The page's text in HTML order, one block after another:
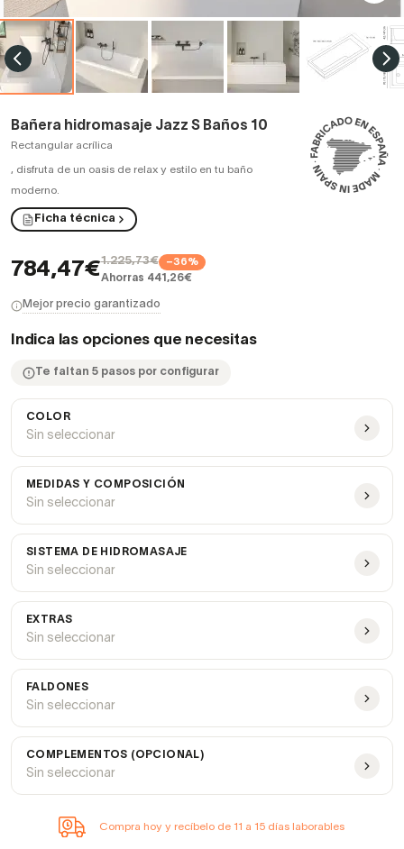
Bañera hidromasaje Jazz S Baños 10
Rectangular acrílica
, disfruta de un oasis de relax y estilo en tu baño
moderno.
Ficha técnica
784,47€1.225,73€ −36%
Ahorras 441,26€
Mejor precio garantizado
Indica las opciones que necesitas
Te faltan 5 pasos por configurar
COLOR
Sin seleccionar
MEDIDAS Y COMPOSICIÓN
Sin seleccionar
SISTEMA DE HIDROMASAJE
Sin seleccionar
EXTRAS
Sin seleccionar
FALDONES
Sin seleccionar
COMPLEMENTOS (OPCIONAL)
Sin seleccionar
Compra hoy y recíbelo de 11 a 15 días laborables